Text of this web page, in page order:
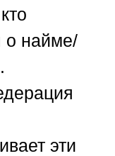
о найме/
эти